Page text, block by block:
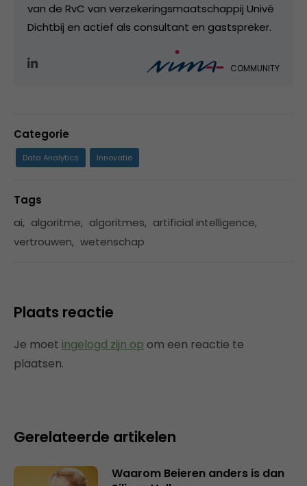
van de RvC van verzekeringsmaatschappij Univé
Dichtbij en actief als consultant en gastspreker.
COMMUNITY
Categorie
Data Analytics Innovatie
Tags
ai, algoritme, algoritmes, artificial intelligence,
vertrouwen, wetenschap
Plaats reactie
Je moet ingelogd zijn op om een reactie te
plaatsen.
Gerelateerde artikelen
Waarom Beieren anders is dan